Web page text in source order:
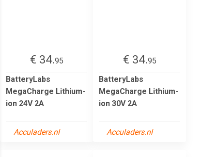
€ 34.95
BatteryLabs
MegaCharge Lithium-
ion 24V 2A
Acculaders.nl
€ 34.95
BatteryLabs
MegaCharge Lithium-
ion 30V 2A
Acculaders.nl